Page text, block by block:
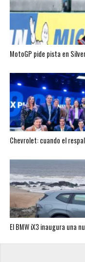
MotoGP pide pista en
Chevrolet: cuando el
El BMW iX3 inaugura una